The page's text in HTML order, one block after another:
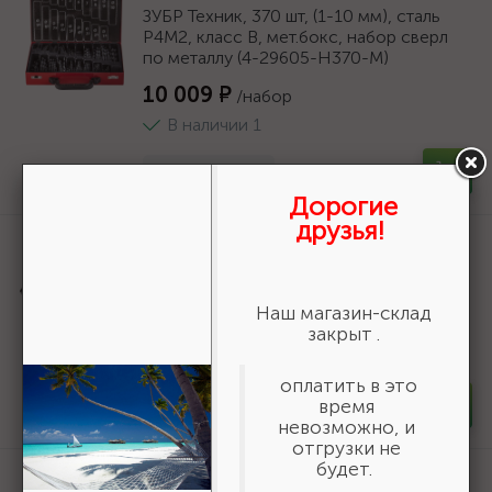
ЗУБР Техник, 370 шт, (1-10 мм), сталь
Р4М2, класс В, мет.бокс, набор сверл
по металлу (4-29605-H370-M)
10 009 ₽ /набор
В наличии 1
-
Артикул:29626-12.5
Дорогие
друзья!
Наш магазин-склад
закрыт .
оплатить в это
время
невозможно, и
отгрузки не
будет.